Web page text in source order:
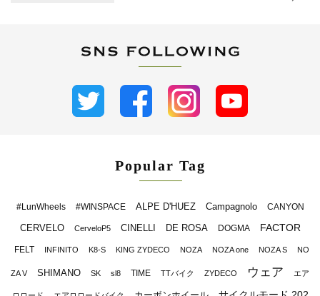
Popular Tag
#LunWheels #WINSPACE ALPE D'HUEZ Campagnolo CANYON
CERVELO CerveloP5 CINELLI DE ROSA DOGMA FACTOR
FELT INFINITO K8-S KING ZYDECO NOZA NOZA one NOZA S NO
ZA V SHIMANO SK sl8 TIME TTバイク ZYDECO ウェア エア